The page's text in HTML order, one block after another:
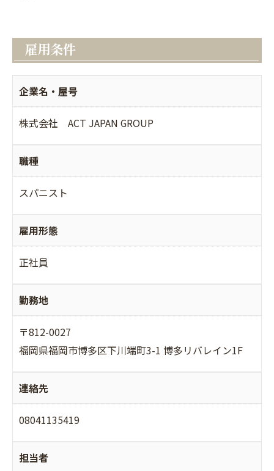
雇用条件
企業名・屋号
株式会社 ACT JAPAN GROUP
職種
スパニスト
雇用形態
正社員
勤務地
〒812-0027
福岡県福岡市博多区下川端町3-1 博多リバレイン1F
連絡先
08041135419
担当者